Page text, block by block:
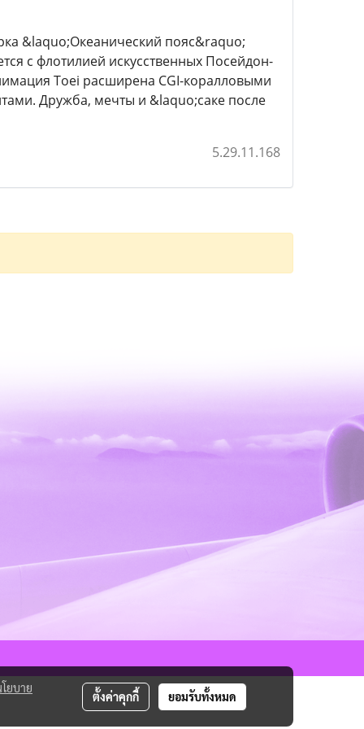
&laquo;Океанический пояс&raquo;
с флотилией искусственных Посейдон-
Toei расширена CGI-коралловыми
Дружба, мечты и &laquo;саке после
5.29.11.168
ยบาย
ตั้งค่าคุกกี้ ยอมรับทั้งหมด